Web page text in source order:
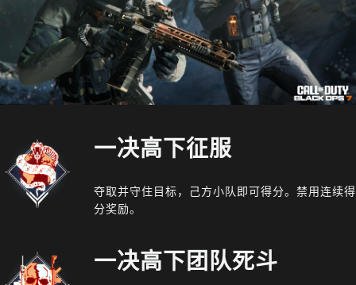
一决高下征服
夺取并守住目标，己方小队即可得分。禁用连续得
分奖励。
一决高下团队死斗